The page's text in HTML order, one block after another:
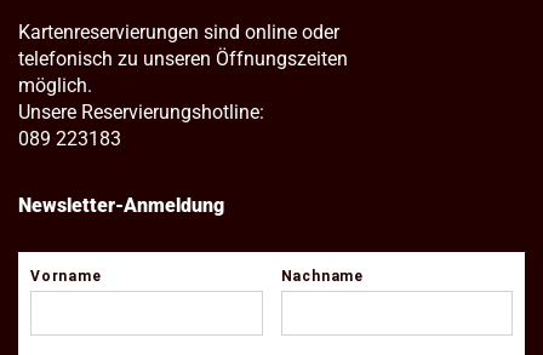
Kartenreservierungen sind online oder
telefonisch zu unseren Öffnungszeiten
möglich.
Unsere Reservierungshotline:
089 223183
Newsletter-Anmeldung